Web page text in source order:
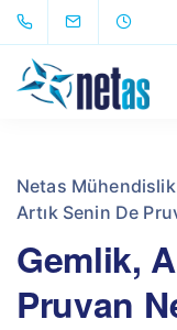
Netas Mühendislik
Artık Senin De
Gemlik,
Pruvan